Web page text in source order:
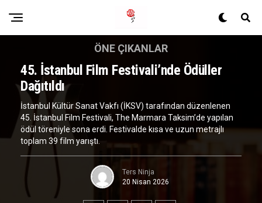
ÖNE ÇIKANLAR
45. İstanbul Film Festivali’nde Ödüller
Dağıtıldı
İstanbul Kültür Sanat Vakfı (İKSV) tarafından düzenlenen
45. İstanbul Film Festivali, The Marmara Taksim’de yapılan
ödül töreniyle sona erdi. Festivalde kısa ve uzun metrajlı
toplam 39 film yarıştı.
Ters Ninja
20 Nisan 2026